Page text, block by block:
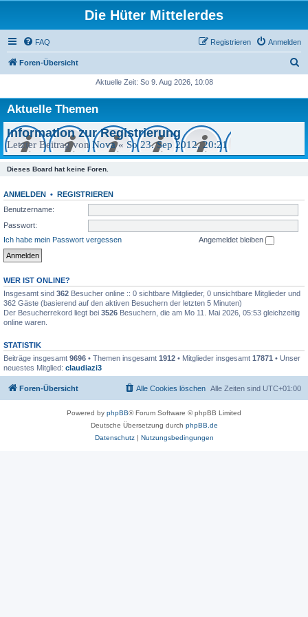
Die Hüter Mittelerdes
FAQ Anmelden
Registrieren
Foren-Übersicht
Aktuelle Zeit: So 9. Aug 2026, 10:08
Aktuelle Themen
Information zur Registrierung
Letzter Beitrag von Nova« So 23. Sep 2012, 20:21
Dieses Board hat keine Foren.
ANMELDEN • REGISTRIEREN
Benutzername:
Passwort:
Ich habe mein Passwort vergessen
Angemeldet bleiben
WER IST ONLINE?
Insgesamt sind 362 Besucher online :: 0 sichtbare Mitglieder, 0 unsichtbare Mitglieder und
362 Gäste (basierend auf den aktiven Besuchern der letzten 5 Minuten)
Der Besucherrekord liegt bei 3526 Besuchern, die am Mo 11. Mai 2026, 05:53 gleichzeitig
online waren.
STATISTIK
Beiträge insgesamt 9696 • Themen insgesamt 1912 • Mitglieder insgesamt 17871 • Unser
neuestes Mitglied: claudiazi3
Foren-Übersicht Alle Zeiten sind UTC+01:00
Alle Cookies löschen
Powered by phpBB® Forum Software © phpBB Limited
Deutsche Übersetzung durch phpBB.de
Datenschutz| Nutzungsbedingungen